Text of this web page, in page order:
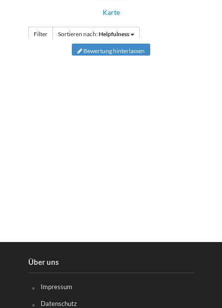
Karte
Filter Sortieren nach:Helpfulness
Bewertung hinterlassen
Über uns
Impressum
Datenschutz